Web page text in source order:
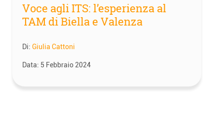
Voce agli ITS: l’esperienza al
TAM di Biella e Valenza
Di: Giulia Cattoni
Data: 5 Febbraio 2024